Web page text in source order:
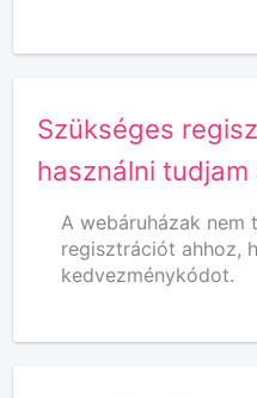
Szükséges
használni
A webáruházak nem
regisztrációt ahhoz,
kedvezménykódot.